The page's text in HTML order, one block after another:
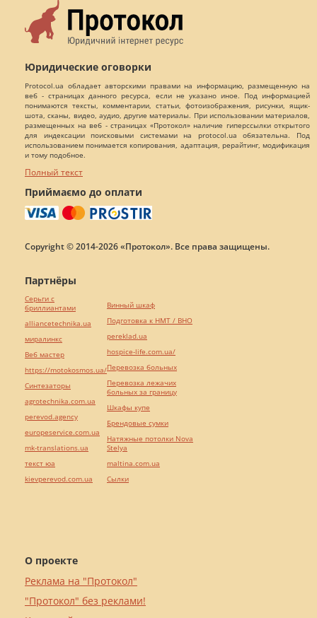
Юридические оговорки
Protocol.ua обладает авторскими правами на информацию, размещенную на
веб - страницах данного ресурса, если не указано иное. Под информацией
понимаются тексты, комментарии, статьи, фотоизображения, рисунки, ящик-
шота, сканы, видео, аудио, другие материалы. При использовании материалов,
размещенных на веб - страницах «Протокол» наличие гиперссылки открытого
для индексации поисковыми системами на protocol.ua обязательна. Под
использованием понимается копирования, адаптация, рерайтинг, модификация
и тому подобное.
Полный текст
Приймаємо до оплати
Copyright © 2014-2026 «Протокол». Все права защищены.
О проекте
Реклама на "Протокол"
"Протокол" без реклами!
Партнёры
Серьги с
бриллиантами
alliancetechnika.ua
миралинкс
Веб мастер
https://motokosmos.ua/
Синтезаторы
agrotechnika.com.ua
perevod.agency
europeservice.com.ua
mk-translations.ua
текст юа
kievperevod.com.ua
Винный шкаф
Подготовка к НМТ / ВНО
pereklad.ua
hospice-life.com.ua/
Перевозка больных
Перевозка лежачих
больных за границу
Шкафы купе
Брендовые сумки
Натяжные потолки Nova
Stelya
maltina.com.ua
Cылки